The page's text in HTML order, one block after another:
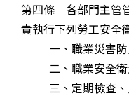
第四條 各部門主管
責執行下列勞工安全
一、職業災害
二、職業安全
三、定期檢查